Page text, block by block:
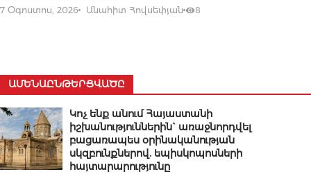
7 Օգոստոս, 2026 Անահիտ Հովսեփյան 8
ԱՄԵՆԱԸՆԹԵՐՑՎԱԾԸ
Կոչ ենք անում Հայաստանի
իշխանություններին` առաջնորդվել
բացառապես օրինականության
սկզբունքներով. եպիսկոպոսների
հայտարարությունը